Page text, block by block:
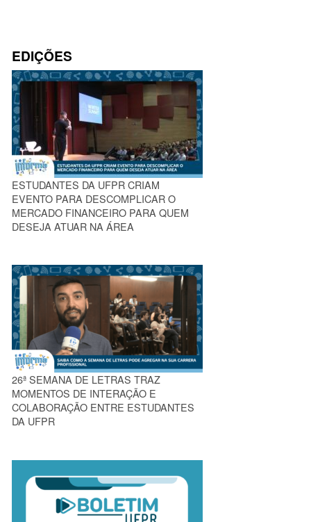
EDIÇÕES
ESTUDANTES DA UFPR CRIAM
EVENTO PARA DESCOMPLICAR O
MERCADO FINANCEIRO PARA QUEM
DESEJA ATUAR NA ÁREA
26ª SEMANA DE LETRAS TRAZ
MOMENTOS DE INTERAÇÃO E
COLABORAÇÃO ENTRE ESTUDANTES
DA UFPR